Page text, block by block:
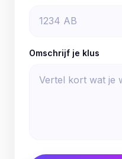
Omschrijf je klus